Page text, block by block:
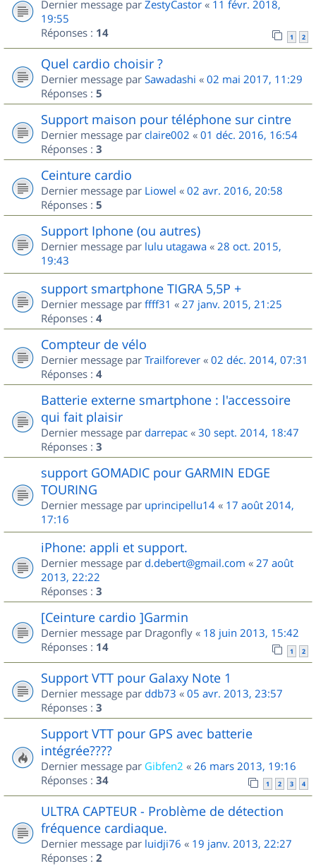
Dernier message par ZestyCastor « 11 févr. 2018,
19:55
Réponses : 14 1 2
Quel cardio choisir ?
Dernier message par Sawadashi « 02 mai 2017, 11:29
Réponses : 5
Support maison pour téléphone sur cintre
Dernier message par claire002 « 01 déc. 2016, 16:54
Réponses : 3
Ceinture cardio
Dernier message par Liowel « 02 avr. 2016, 20:58
Réponses : 5
Support Iphone (ou autres)
Dernier message par lulu utagawa « 28 oct. 2015,
19:43
support smartphone TIGRA 5,5P +
Dernier message par ffff31 « 27 janv. 2015, 21:25
Réponses : 4
Compteur de vélo
Dernier message par Trailforever « 02 déc. 2014, 07:31
Réponses : 4
Batterie externe smartphone : l'accessoire
qui fait plaisir
Dernier message par darrepac « 30 sept. 2014, 18:47
Réponses : 3
support GOMADIC pour GARMIN EDGE
TOURING
Dernier message par uprincipellu14 « 17 août 2014,
17:16
iPhone: appli et support.
Dernier message par d.debert@gmail.com « 27 août
2013, 22:22
Réponses : 3
[Ceinture cardio ]Garmin
Dernier message par Dragonfly « 18 juin 2013, 15:42
Réponses : 14 1 2
Support VTT pour Galaxy Note 1
Dernier message par ddb73 « 05 avr. 2013, 23:57
Réponses : 3
Support VTT pour GPS avec batterie
intégrée????
Dernier message par Gibfen2 « 26 mars 2013, 19:16
Réponses : 34 1 2 3 4
ULTRA CAPTEUR - Problème de détection
fréquence cardiaque.
Dernier message par luidji76 « 19 janv. 2013, 22:27
Réponses : 2